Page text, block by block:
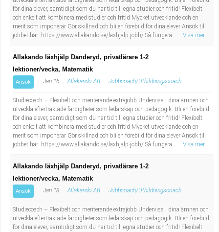
för dina elever, samtidigt som du har tid till egna studier och fritid! Flexibelt
och enkelt att kombinera med studier och fritid Mycket utvecklande och en
merit som imponerar Gör skillnad och bli en förebild för dina elever Ansök till
jobbet här: https://www.allakando.se/laxhjalp-jobb/ Så fungera...
Visa mer
Allakando läxhjälp Danderyd, privatlärare 1-2
lektioner/vecka, Matematik
Ansök Jan 16 Allakando AB Jobbcoach/Utbildningscoach
Studiecoach – Flexibelt och meriterande extrajobb Undervisa i dina ämnen och
utveckla eftertraktade färdigheter som ledarskap och pedagogik. Bli en förebild
för dina elever, samtidigt som du har tid till egna studier och fritid! Flexibelt
och enkelt att kombinera med studier och fritid Mycket utvecklande och en
merit som imponerar Gör skillnad och bli en förebild för dina elever Ansök till
jobbet här: https://www.allakando.se/laxhjalp-jobb/ Så fungera...
Visa mer
Allakando läxhjälp Danderyd, privatlärare 1-2
lektioner/vecka, Matematik
Ansök Jan 18 Allakando AB Jobbcoach/Utbildningscoach
Studiecoach – Flexibelt och meriterande extrajobb Undervisa i dina ämnen och
utveckla eftertraktade färdigheter som ledarskap och pedagogik. Bli en förebild
för dina elever, samtidigt som du har tid till egna studier och fritid! Flexibelt